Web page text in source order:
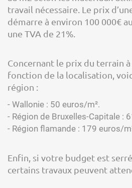
travail nécessaire. Le prix
démarre à environ 100 000€
une TVA de 21%.
Concernant le prix du terrain
fonction de la localisation,
région :
- Wallonie : 50 euros/m².
- Région de Bruxelles-Capitale :
- Région flamande : 179 euros/
Enfin, si votre budget est
certains travaux peuvent